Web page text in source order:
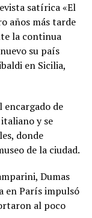
satírica «El
años más tarde
la continua
su país
en Sicilia,
encargado de
y se
donde
de la ciudad.
Dumas
en París impulsó
al poco